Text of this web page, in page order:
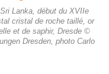
Lanka, début du XVIIe
cristal de roche taillé, or
et de saphir, Dresde ©
Dresden, photo Carlo